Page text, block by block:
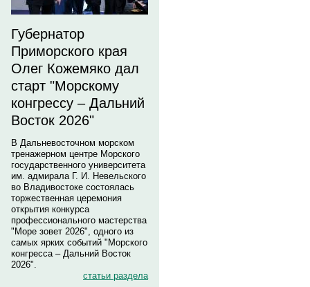
Губернатор
Приморского края
Олег Кожемяко дал
старт "Морскому
конгрессу – Дальний
Восток 2026"
В Дальневосточном морском
тренажерном центре Морского
государственного университета
им. адмирала Г. И. Невельского
во Владивостоке состоялась
торжественная церемония
открытия конкурса
профессионального мастерства
"Море зовет 2026", одного из
самых ярких событий "Морского
конгресса – Дальний Восток
2026".
статьи раздела